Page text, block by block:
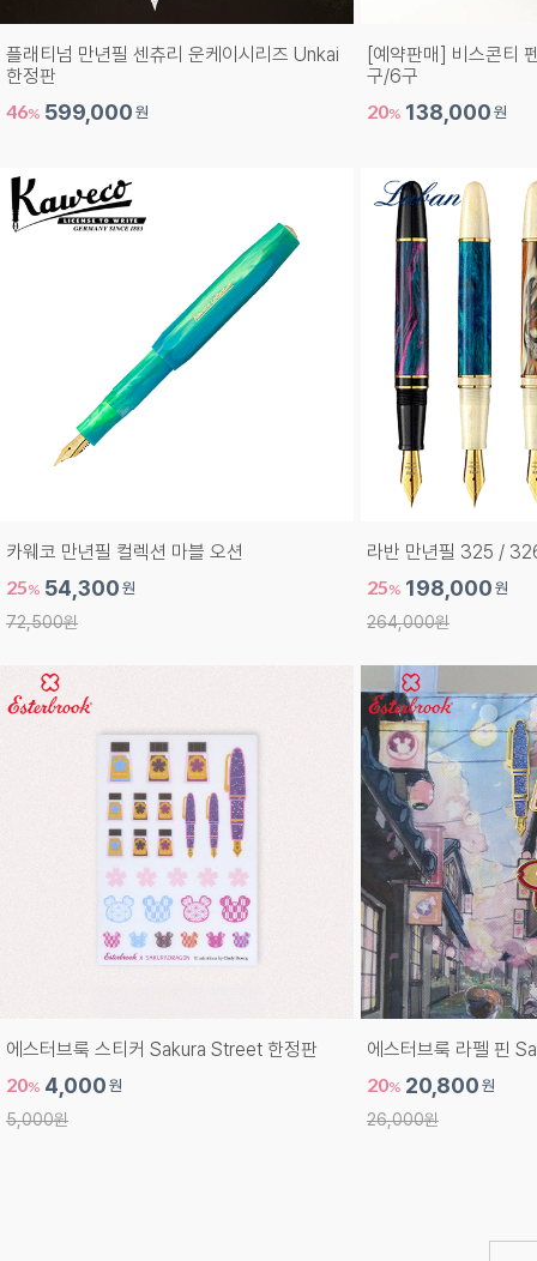
플래티넘 만년필 센츄리 운케이시리즈 Unkai
한정판
46% 599,000 원
[예약판매] 비스콘티
구/6구
20% 138,000 원
카웨코 만년필 컬렉션 마블 오션
25% 54,300 원
72,500원
라반 만년필 325 /
25% 198,000 원
264,000원
에스터브룩 스티커 Sakura Street 한정판
20% 4,000 원
5,000원
에스터브룩 라펠 핀
20% 20,800 원
26,000원